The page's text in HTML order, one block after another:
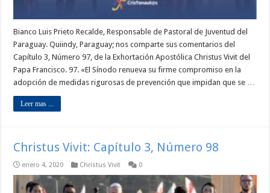
Bianco Luis Prieto Recalde, Responsable de Pastoral de Juventud del
Paraguay. Quiindy, Paraguay; nos comparte sus comentarios del
Capítulo 3, Número 97, de la Exhortación Apostólica Christus Vivit del
Papa Francisco. 97. «El Sínodo renueva su firme compromiso en la
adopción de medidas rigurosas de prevención que impidan que se …
Leer mas ...
Christus Vivit: Capítulo 3, Número 98
enero 4, 2020 Christus Vivit 0